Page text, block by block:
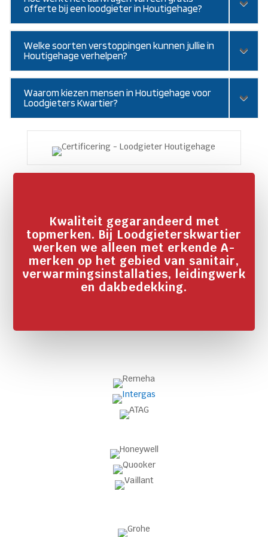
offerte bij een loodgieter in Houtigehage?
Welke soorten verstoppingen kunnen jullie in
Houtigehage verhelpen?
Waarom kiezen mensen in Houtigehage voor
Loodgieters Kwartier?
Kwaliteit gegarandeerd met
topmerken. Bij Loodgieterskwartier
werken we alleen met erkende A-
merken op het gebied van sanitair,
verwarmingsinstallaties, leidingwerk
en dakbedekking.